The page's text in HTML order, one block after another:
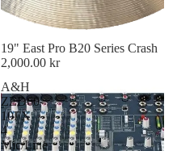
19" East Pro B20 Series Crash
2,000.00 kr
A&H
ZED60-
10FX
4
Mic/Line